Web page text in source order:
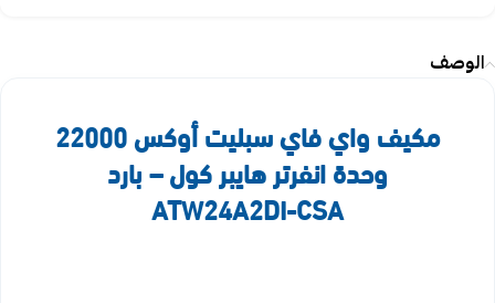
الوصف
مكيف واي فاي سبليت أوكس 22000
وحدة انفرتر هايبر كول – بارد
ATW24A2DI-CSA